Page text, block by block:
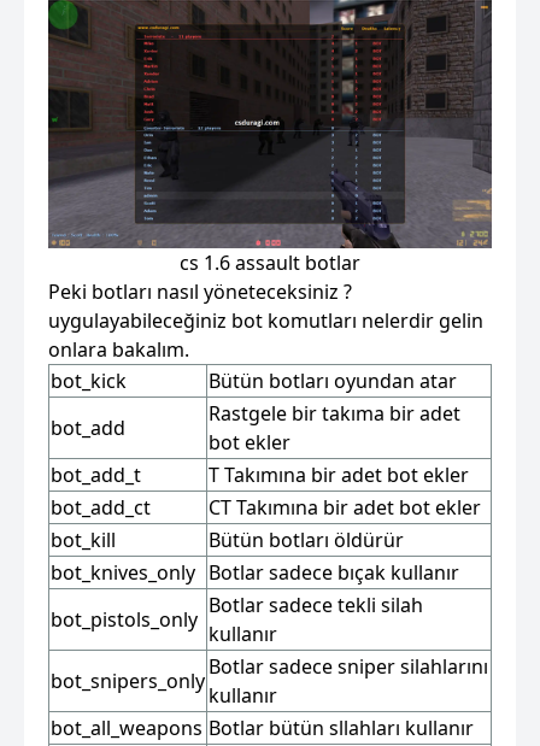
cs 1.6 assault botlar
Peki botları nasıl yöneteceksiniz ?
uygulayabileceğiniz bot komutları nelerdir gelin
onlara bakalım.
bot_kick
Bütün botları oyundan atar
bot_add
Rastgele bir takıma bir adet
bot ekler
bot_add_t
T Takımına bir adet bot ekler
bot_add_ct
CT Takımına bir adet bot ekler
bot_kill
Bütün botları öldürür
bot_knives_only Botlar sadece bıçak kullanır
bot_pistols_only
Botlar sadece tekli silah
kullanır
bot_snipers_only
Botlar sadece sniper silahlarını
kullanır
bot_all_weapons Botlar bütün sllahları kullanır